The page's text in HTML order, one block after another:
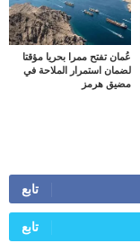
عُمان تفتح ممرا بحريا مؤقتا
لضمان استمرار الملاحة في
مضيق هرمز
تابع
تابع